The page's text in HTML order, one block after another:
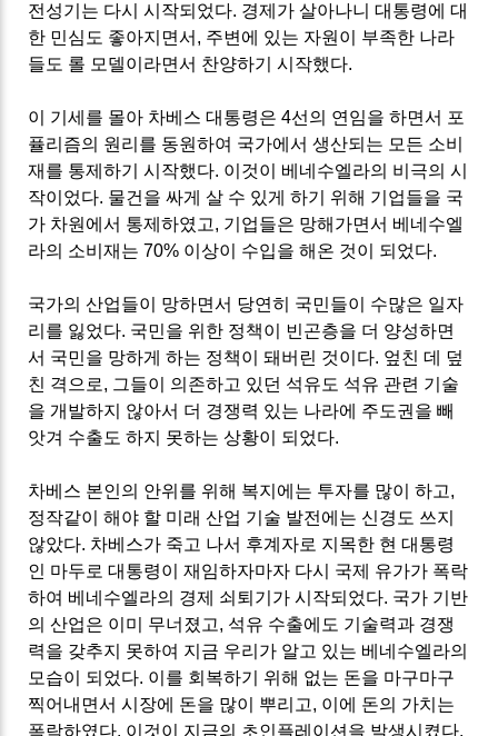
전성기는 다시 시작되었다. 경제가 살아나니 대통령에 대
한 민심도 좋아지면서, 주변에 있는 자원이 부족한 나라
들도 롤 모델이라면서 찬양하기 시작했다.
이 기세를 몰아 차베스 대통령은 4선의 연임을 하면서 포
퓰리즘의 원리를 동원하여 국가에서 생산되는 모든 소비
재를 통제하기 시작했다. 이것이 베네수엘라의 비극의 시
작이었다. 물건을 싸게 살 수 있게 하기 위해 기업들을 국
가 차원에서 통제하였고, 기업들은 망해가면서 베네수엘
라의 소비재는 70% 이상이 수입을 해온 것이 되었다.
국가의 산업들이 망하면서 당연히 국민들이 수많은 일자
리를 잃었다. 국민을 위한 정책이 빈곤층을 더 양성하면
서 국민을 망하게 하는 정책이 돼버린 것이다. 엎친 데 덮
친 격으로, 그들이 의존하고 있던 석유도 석유 관련 기술
을 개발하지 않아서 더 경쟁력 있는 나라에 주도권을 빼
앗겨 수출도 하지 못하는 상황이 되었다.
차베스 본인의 안위를 위해 복지에는 투자를 많이 하고,
정작같이 해야 할 미래 산업 기술 발전에는 신경도 쓰지
않았다. 차베스가 죽고 나서 후계자로 지목한 현 대통령
인 마두로 대통령이 재임하자마자 다시 국제 유가가 폭락
하여 베네수엘라의 경제 쇠퇴기가 시작되었다. 국가 기반
의 산업은 이미 무너졌고, 석유 수출에도 기술력과 경쟁
력을 갖추지 못하여 지금 우리가 알고 있는 베네수엘라의
모습이 되었다. 이를 회복하기 위해 없는 돈을 마구마구
찍어내면서 시장에 돈을 많이 뿌리고, 이에 돈의 가치는
폭락하였다. 이것이 지금의 초인플레이션을 발생시켰다.